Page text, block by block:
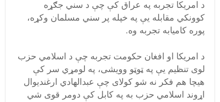
د امریکا تجربه په عراق کې چې د سني جګړه
کوونکي مقابله یې په خپله پر سني مسلمان وکړه،‌
پوره کامیابه تجربه وه.
د امریکا او افغان حکومت تجربه چې د اسلامي حزب
لوی تنظیم یې په ټوټو وویشی، په لومړي سر کې
هیچا هم فکر نه شو کولای چې عبدالهادي ارغندیوال
اړوند اسلامي حزب به په کابل کې دومر قوی شي